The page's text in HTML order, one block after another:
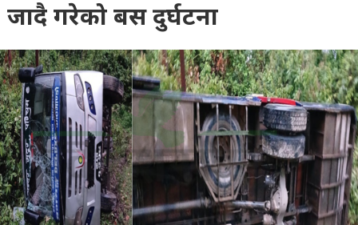
जादै गरेको बस दुर्घटना